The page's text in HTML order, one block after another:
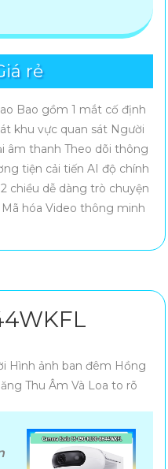
rẻ
Bao gồm 1 mắt cố định
khu vực quan sát Người
âm thanh Theo dõi thông
tiện cải tiến AI độ chính
chiều dễ dàng trò chuyện
Mã hóa Video thông minh
Hình ảnh ban đêm Hồng
Thu Âm Và Loa to rõ